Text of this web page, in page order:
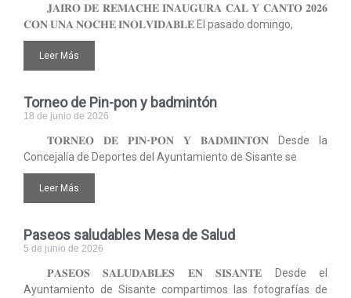
𝐉𝐀𝐈𝐑𝐎 𝐃𝐄 𝐑𝐄𝐌𝐀𝐂𝐇𝐄 𝐈𝐍𝐀𝐔𝐆𝐔𝐑𝐀 𝐂𝐀𝐋 𝐘 𝐂𝐀𝐍𝐓𝐎 𝟐𝟎𝟐𝟔
𝐂𝐎𝐍 𝐔𝐍𝐀 𝐍𝐎𝐂𝐇𝐄 𝐈𝐍𝐎𝐋𝐕𝐈𝐃𝐀𝐁𝐋𝐄 El pasado domingo,
Leer Más
Torneo de Pin-pon y badmintón
18 de junio de 2026
𝐓𝐎𝐑𝐍𝐄𝐎 𝐃𝐄 𝐏𝐈𝐍-𝐏𝐎𝐍 𝐘 𝐁𝐀𝐃𝐌𝐈𝐍𝐓𝐎́𝐍 Desde la
Concejalía de Deportes del Ayuntamiento de Sisante se
Leer Más
Paseos saludables Mesa de Salud
5 de junio de 2026
𝐏𝐀𝐒𝐄𝐎𝐒 𝐒𝐀𝐋𝐔𝐃𝐀𝐁𝐋𝐄𝐒 𝐄𝐍 𝐒𝐈𝐒𝐀𝐍𝐓𝐄 Desde el
Ayuntamiento de Sisante compartimos las fotografías de